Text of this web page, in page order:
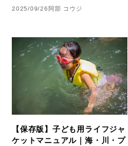
2025/09/26 阿部 コウジ
【保存版】子ども用ライフジャ
ケットマニュアル｜海・川・プ